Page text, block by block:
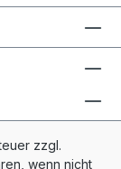
zzgl.
wenn nicht